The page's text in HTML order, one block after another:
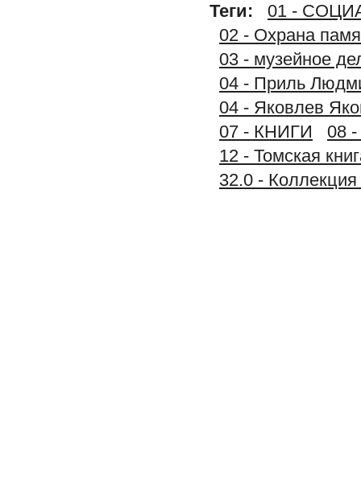
Теги:
01 -
02 - Охрана
03 - музейное
04 - Приль
04 - Яковлев
07 - КНИГИ
08
12 - Томская
32.0 -